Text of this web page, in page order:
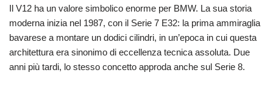
Il V12 ha un valore simbolico enorme per BMW. La sua storia
moderna inizia nel 1987, con il Serie 7 E32: la prima ammiraglia
bavarese a montare un dodici cilindri, in un’epoca in cui questa
architettura era sinonimo di eccellenza tecnica assoluta. Due
anni più tardi, lo stesso concetto approda anche sul Serie 8.